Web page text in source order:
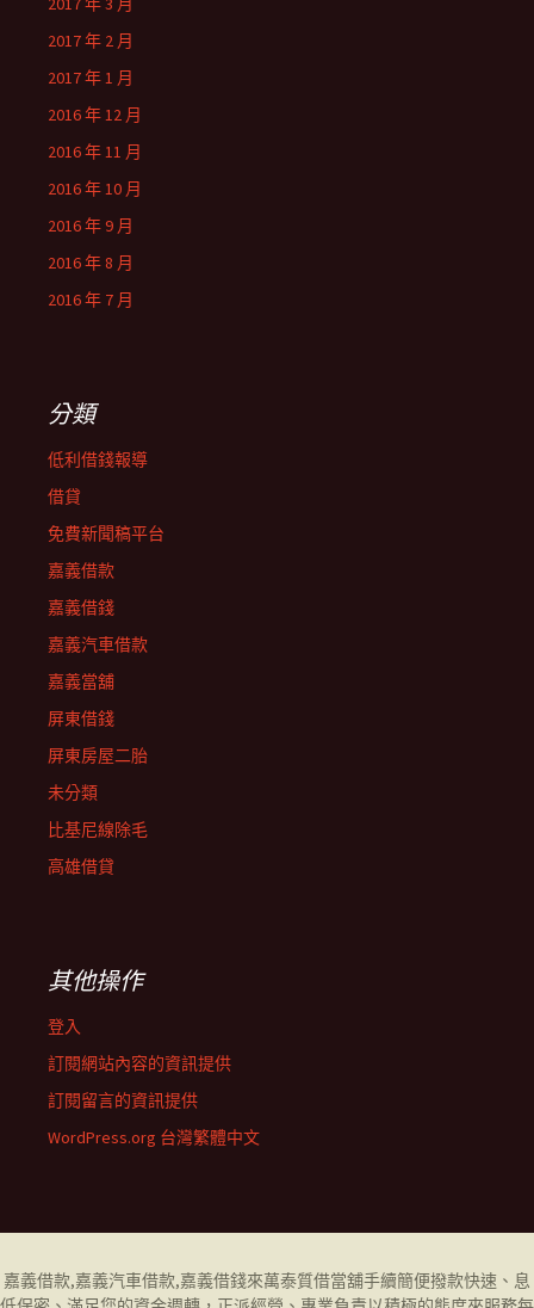
2017 年 2 月
2017 年 1 月
2016 年 12 月
2016 年 11 月
2016 年 10 月
2016 年 9 月
2016 年 8 月
2016 年 7 月
分類
低利借錢報導
借貸
免費新聞稿平台
嘉義借款
嘉義借錢
嘉義汽車借款
嘉義當舖
屏東借錢
屏東房屋二胎
未分類
比基尼線除毛
高雄借貸
其他操作
登入
訂閱網站內容的資訊提供
訂閱留言的資訊提供
WordPress.org 台灣繁體中文
嘉義借款,嘉義汽車借款,嘉義借錢來萬泰質借當舖手續簡便撥款快速、息